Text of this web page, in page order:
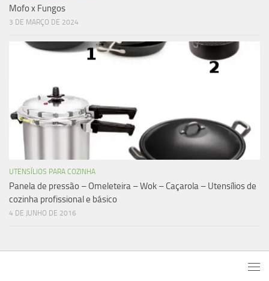
Mofo x Fungos
3 DE MARÇO DE 2024
UTENSÍLIOS PARA COZINHA
Panela de pressão – Omeleteira – Wok – Caçarola – Utensílios de
cozinha profissional e básico
4 DE JUNHO DE 2016